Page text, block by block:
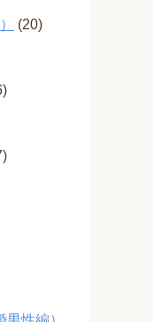
(20)